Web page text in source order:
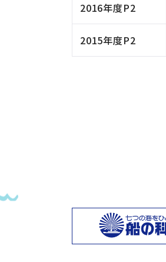
2016年度P2
2015年度P2